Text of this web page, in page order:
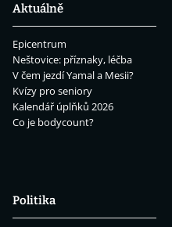
Aktuálně
Epicentrum
Neštovice: příznaky, léčba
V čem jezdí Yamal a Mesii?
Kvízy pro seniory
Kalendář úplňků 2026
Co je bodycount?
Politika